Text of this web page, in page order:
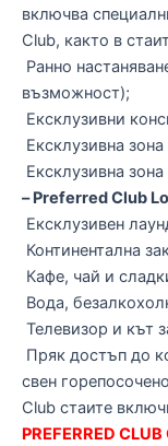
включва
Club, както в
Ранно
възможност);
Ексклузивни
Ексклузивна
Ексклузивна
– Preferred Club
Ексклузивен
Континентална
Кафе, чай и
Вода,
Телевизор и кът
Пряк достъп до
свен
Club стаите
PREFERRED